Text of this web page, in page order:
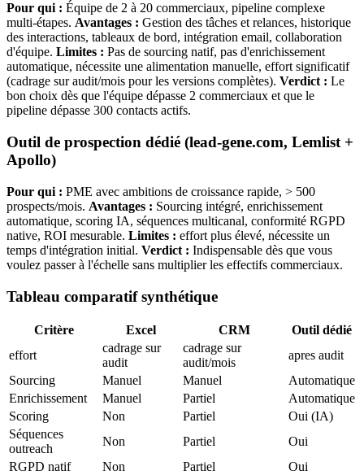
Pour qui : Équipe de 2 à 20 commerciaux, pipeline complexe
multi-étapes. Avantages : Gestion des tâches et relances, historique
des interactions, tableaux de bord, intégration email, collaboration
d'équipe. Limites : Pas de sourcing natif, pas d'enrichissement
automatique, nécessite une alimentation manuelle, effort significatif
(cadrage sur audit/mois pour les versions complètes). Verdict : Le
bon choix dès que l'équipe dépasse 2 commerciaux et que le
pipeline dépasse 300 contacts actifs.
Outil de prospection dédié (lead-gene.com, Lemlist +
Apollo)
Pour qui : PME avec ambitions de croissance rapide, > 500
prospects/mois. Avantages : Sourcing intégré, enrichissement
automatique, scoring IA, séquences multicanal, conformité RGPD
native, ROI mesurable. Limites : effort plus élevé, nécessite un
temps d'intégration initial. Verdict : Indispensable dès que vous
voulez passer à l'échelle sans multiplier les effectifs commerciaux.
Tableau comparatif synthétique
Critère Excel CRM
Outil dédié
effort
cadrage sur
audit
cadrage sur
audit/mois
apres audit
Sourcing
Manuel Manuel
Automatique
Enrichissement
Manuel Partiel
Automatique
Scoring
Non Partiel
Oui (IA)
Séquences
outreach
Non Partiel
Oui
RGPD natif
Non Partiel
Oui